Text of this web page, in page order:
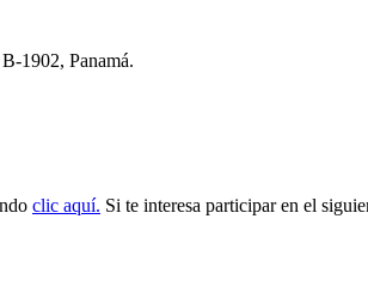
1902, Panamá.
clic aquí. Si te interesa participar en el